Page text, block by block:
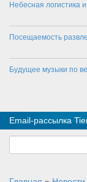
Небесная логистика
Посещаемость
Будущее музыки по
Email-рассылка